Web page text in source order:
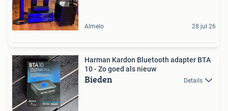
Almelo 28 jul 26
Harman Kardon Bluetooth adapter BTA
10 - Zo goed als nieuw
Bieden Details